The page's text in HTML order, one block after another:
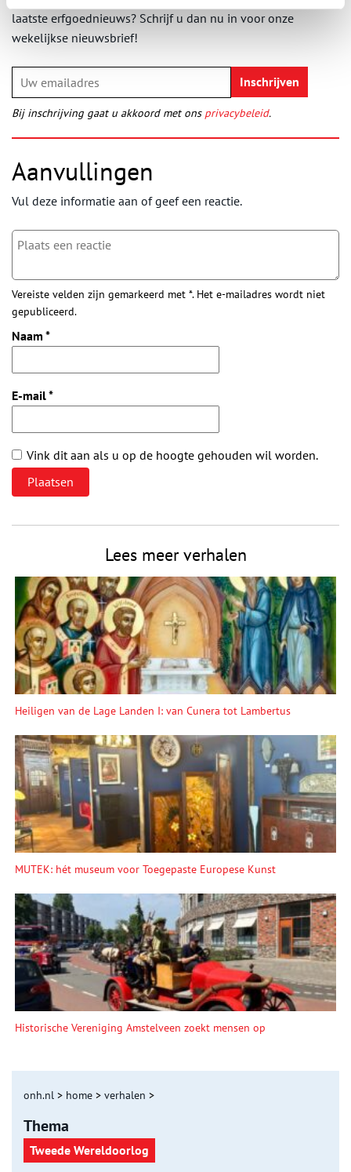
laatste erfgoednieuws? Schrijf u dan nu in voor onze
wekelijkse nieuwsbrief!
Bij inschrijving gaat u akkoord met ons privacybeleid.
Aanvullingen
Vul deze informatie aan of geef een reactie.
Vereiste velden zijn gemarkeerd met *. Het e-mailadres wordt niet
gepubliceerd.
Naam *
E-mail*
Vink dit aan als u op de hoogte gehouden wil worden.
Lees meer verhalen
Heiligen van de Lage Landen I: van Cunera tot Lambertus
MUTEK: hét museum voor Toegepaste Europese Kunst
Historische Vereniging Amstelveen zoekt mensen op
onh.nl > home > verhalen >
Thema
Tweede Wereldoorlog